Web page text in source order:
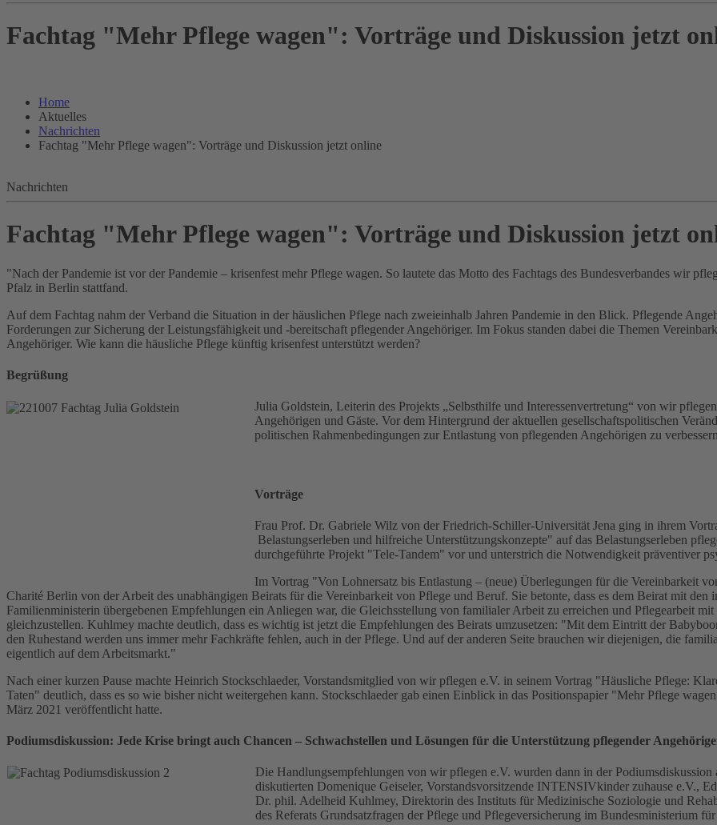
Fachtag "Mehr Pflege wagen": Vorträge und Diskussion jetzt
Home
Aktuelles
Nachrichten
Fachtag "Mehr Pflege wagen": Vorträge und Diskussion jetzt online
Nachrichten
Fachtag "Mehr Pflege wagen": Vorträge und Diskussion jetzt
"Nach der Pandemie ist vor der Pandemie – krisenfest mehr Pflege wagen. So lautete das Motto des Fachtags des Bundesverbandes wir
Pfalz in Berlin stattfand.
Auf dem Fachtag nahm der Verband die Situation in der häuslichen Pflege nach zweieinhalb Jahren Pandemie in den Blick. Pflegende
Forderungen zur Sicherung der Leistungsfähigkeit und -bereitschaft pflegender Angehöriger. Im Fokus standen dabei die Themen
Angehöriger. Wie kann die häusliche Pflege künftig krisenfest unterstützt werden?
Begrüßung
Julia Goldstein, Leiterin des Projekts „Selbsthilfe und Interessenvertretung“ von wir
Angehörigen und Gäste. Vor dem Hintergrund der aktuellen gesellschaftspolitischen
politischen Rahmenbedingungen zur Entlastung von pflegenden Angehörigen zu
Vorträge
Frau Prof. Dr. Gabriele Wilz von der Friedrich-Schiller-Universität Jena ging in ihrem
Belastungserleben und hilfreiche Unterstützungskonzepte" auf das Belastungserleben
durchgeführte Projekt "Tele-Tandem" vor und unterstrich die Notwendigkeit präventiver
Im Vortrag "Von Lohnersatz bis Entlastung – (neue) Überlegungen für die Vereinbarkeit
Charité Berlin von der Arbeit des unabhängigen Beirats für die Vereinbarkeit von Pflege und Beruf. Sie betonte, dass es dem Beirat mit den
Familienministerin übergebenen Empfehlungen ein Anliegen war, die Gleichsstellung von familialer Arbeit zu erreichen und Pflegearbeit mit
gleichzustellen. Kuhlmey machte deutlich, dass es wichtig ist jetzt die Empfehlungen des Beirats umzusetzen: "Mit dem Eintritt der
den Ruhestand werden uns immer mehr Fachkräfte fehlen, auch in der Pflege. Und auf der anderen Seite brauchen wir diejenigen, die
eigentlich auf dem Arbeitsmarkt."
Nach einer kurzen Pause machte Heinrich Stockschlaeder, Vorstandsmitglied von wir pflegen e.V. in seinem Vortrag "Häusliche Pflege:
Taten" deutlich, dass es so wie bisher nicht weitergehen kann. Stockschlaeder gab einen Einblick in das Positionspapier "Mehr Pflege
März 2021 veröffentlicht hatte.
Podiumsdiskussion: Jede Krise bringt auch Chancen – Schwachstellen und Lösungen für die Unterstützung pflegender
Die Handlungsempfehlungen von wir pflegen e.V. wurden dann in der Podiumsdiskussion
diskutierten Domenique Geiseler, Vorstandsvorsitzende INTENSIVkinder zuhause e.V.,
Dr. phil. Adelheid Kuhlmey, Direktorin des Instituts für Medizinische Soziologie und
des Referats Grundsatzfragen der Pflege und Pflegeversicherung im Bundesministerium